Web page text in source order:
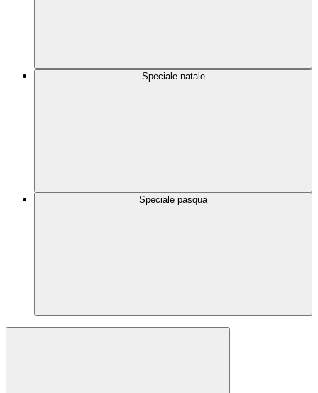
Speciale natale
Speciale pasqua